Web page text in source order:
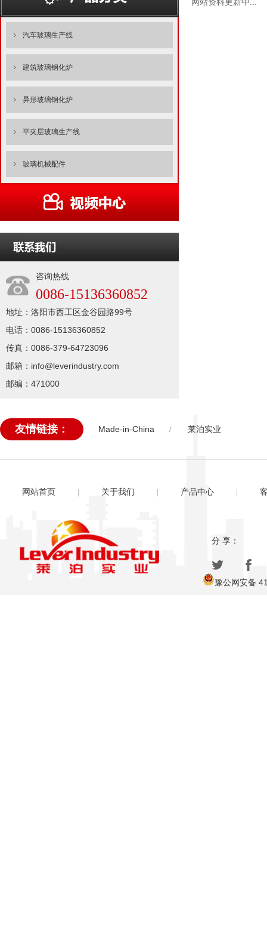
汽车玻璃生产线
建筑玻璃钢化炉
异形玻璃钢化炉
平夹层玻璃生产线
玻璃机械配件
咨询热线
0086-15136360852
地址：洛阳市西工区金谷园路99号
电话：0086-15136360852
传真：0086-379-64723096
邮箱：info@leverindustry.com
邮编：471000
友情链接： Made-in-China / 莱泊实业
网站首页 关于我们 产品中心
分 享：
豫公网安备